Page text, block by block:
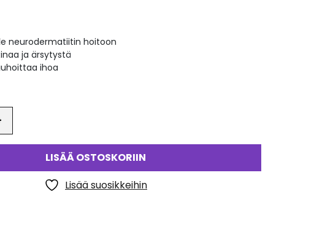
neurodermatiitin hoitoon
ja ärsytystä
ihoa
LISÄÄ OSTOSKORIIN
Lisää suosikkeihin